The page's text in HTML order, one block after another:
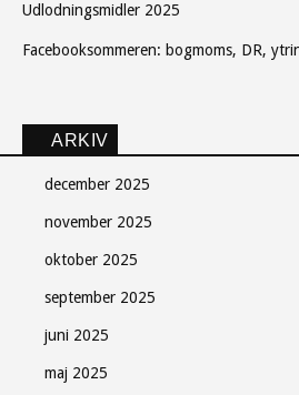
Udlodningsmidler 2025
Facebooksommeren: bogmoms, DR,
ARKIV
december 2025
november 2025
oktober 2025
september 2025
juni 2025
maj 2025